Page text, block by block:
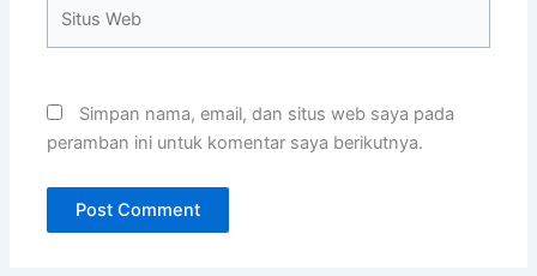
Simpan nama, email, dan situs web saya pada
peramban ini untuk komentar saya berikutnya.